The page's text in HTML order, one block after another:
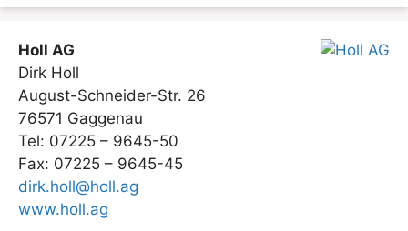
Holl AG
Dirk Holl
August-Schneider-Str. 26
76571 Gaggenau
Tel: 07225 – 9645-50
Fax: 07225 – 9645-45
dirk.holl@holl.ag
www.holl.ag